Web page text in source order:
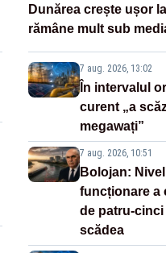
Dunărea crește ușor
rămâne mult sub
7 aug. 2026, 13:02
În intervalul
curent „a
megawați”
7 aug. 2026, 10:51
Bolojan:
funcționare a
de patru-
scădea